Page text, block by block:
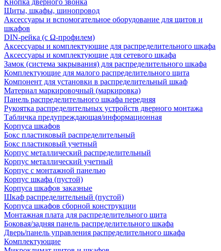
Кнопка дверного звонка
Щиты, шкафы, шинопровод
Аксессуары и вспомогательное оборудование для щитов и
шкафов
DIN-рейка (с Ω-профилем)
Аксессуары и комплектующие для распределительного шкафа
Аксессуары и комплектующие для сетевого шкафа
Замок (система закрывания) для распределительного шкафа
Комплектующие для малого распределительного щита
Компонент для установки в распределительный шкаф
Материал маркировочный (маркировка)
Панель распределительного шкафа передняя
Рукоятка распределительных устройств дверного монтажа
Табличка предупреждающая/информационная
Корпуса шкафов
Бокс пластиковый распределительный
Бокс пластиковый учетный
Корпус металлический распределительный
Корпус металлический учетный
Корпус с монтажной панелью
Корпус шкафа (пустой)
Корпуса шкафов заказные
Шкаф распределительный (пустой)
Корпуса шкафов сборной конструкции
Монтажная плата для распределительного щита
Боковая/задняя панель распределительного шкафа
Дверь/панель управления распределительного шкафа
Комплектующие